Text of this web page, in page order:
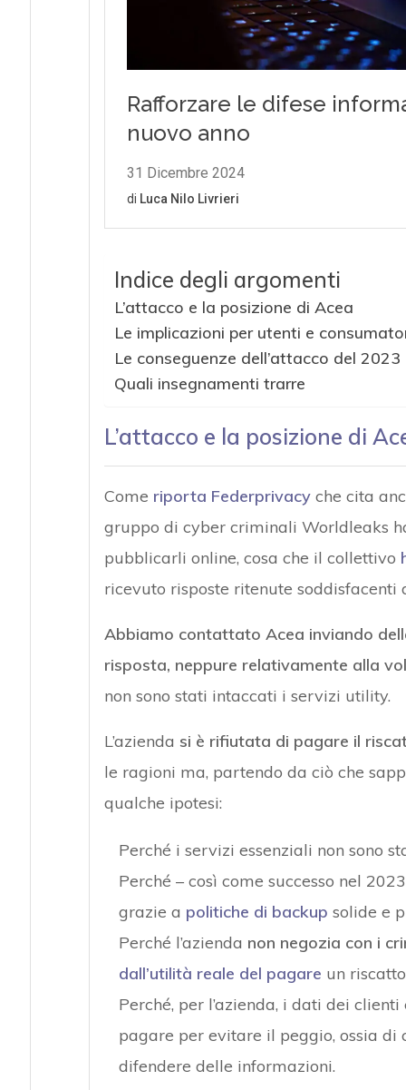
Indice degli argomenti
L’attacco e la posizione di Acea
Le implicazioni per utenti e
Le conseguenze dell’attacco del 2023
Quali insegnamenti trarre
L’attacco e la posizione di
Come riporta Federprivacyche cita
gruppo di cyber criminali Worldleaks
pubblicarli online, cosa che il collettivo
ricevuto risposte ritenute
Abbiamo contattato Acea inviando
risposta, neppure relativamente alla
non sono stati intaccati i servizi utility.
L’azienda si è rifiutata di pagare il
le ragioni ma, partendo da ciò che
qualche ipotesi:
Perché i servizi essenziali non sono
Perché – così come successo nel
grazie a politiche di backup solide e
Perché l’azienda non negozia con i
dall’utilità reale del pagare un
Perché, per l’azienda, i dati dei
pagare per evitare il peggio, ossia
difendere delle informazioni.